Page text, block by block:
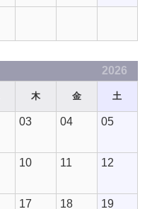
2026
木 金 土
03 04 05
10 11 12
17 18 19